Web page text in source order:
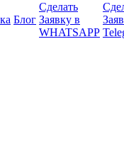
Блог
Сделать
Заявку в
WHATSAPP